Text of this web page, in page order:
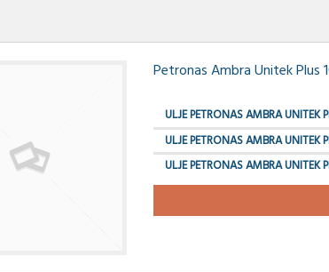
Petronas Ambra Unitek Plus
ULJE PETRONAS AMBRA UNITEK
ULJE PETRONAS AMBRA
ULJE PETRONAS AMBRA